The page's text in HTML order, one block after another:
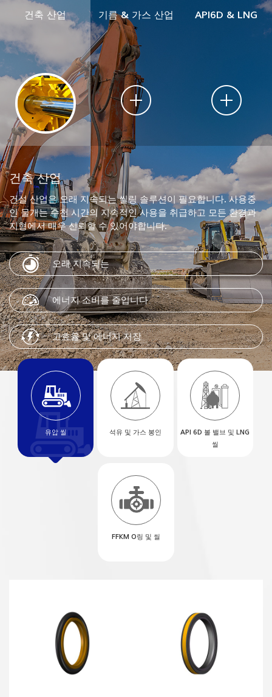
건축 산업 기름 & 가스 산업
더 알아보기 >>
API6D & LNG
건축 산업
건설 산업은 오래 지속되는 씰링 솔루션이 필요합니다. 사용중
인 물개는 수천 시간의 지속적인 사용을 취급하고 모든 환경과
지형에서 매우 신뢰할 수 있어야합니다.
오래 지속되는
에너지 소비를 줄입니다
고효율 및 에너지 저장
유압 씰 석유 및 가스 봉인
API 6D 볼 밸브 및 LNG
씰
FFKM O링 및 씰